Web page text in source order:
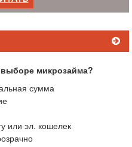
микрозайма?
сумма
или эл. кошелек